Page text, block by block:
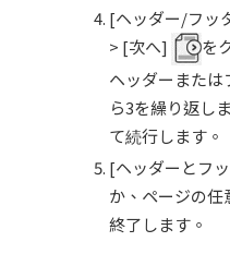
[ヘッダー/フッ
> [次へ]
を
ヘッダーまた
ら3を繰り返し
て続行します。
[ヘッダーとフ
か、ページの任
終了します。